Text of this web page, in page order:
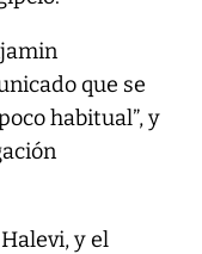
que se
habitual”, y
y el